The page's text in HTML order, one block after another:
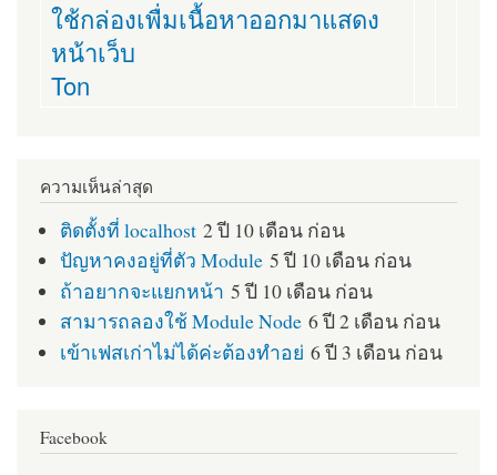
ใช้กล่องเพื่มเนื้อหาออกมาแสดง
หน้าเว็บ
Ton
ความเห็นล่าสุด
ติดตั้งที่ localhost 2 ปี 10 เดือน ก่อน
ปัญหาคงอยู่ที่ตัว Module 5 ปี 10 เดือน ก่อน
ถ้าอยากจะแยกหน้า 5 ปี 10 เดือน ก่อน
สามารถลองใช้ Module Node 6 ปี 2 เดือน ก่อน
เข้าเฟสเก่าไม่ได้ค่ะต้องทำอย่ 6 ปี 3 เดือน ก่อน
Facebook